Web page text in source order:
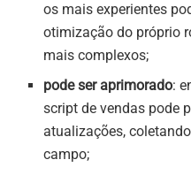
os mais experientes
otimização do próprio
mais complexos;
pode ser aprimorado:
script de vendas pode
atualizações,
campo;